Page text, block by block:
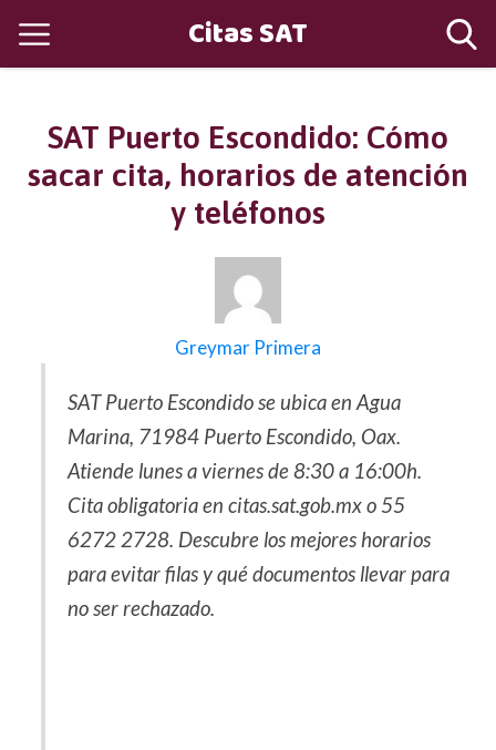
Citas SAT
SAT Puerto Escondido: Cómo
sacar cita, horarios de atención
y teléfonos
Greymar Primera
SAT Puerto Escondido se ubica en Agua
Marina, 71984 Puerto Escondido, Oax.
Atiende lunes a viernes de 8:30 a 16:00h.
Cita obligatoria en citas.sat.gob.mx o 55
6272 2728. Descubre los mejores horarios
para evitar filas y qué documentos llevar para
no ser rechazado.